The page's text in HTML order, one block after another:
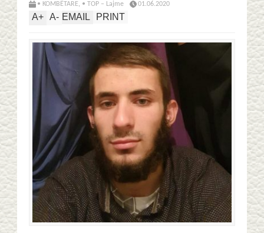
• KOMBËTARE, • TOP – Lajme 01.06.2020
A+ A- EMAIL PRINT